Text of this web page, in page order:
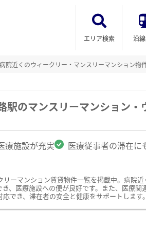
エリア検索 沿
病院近くのウィークリー・マンスリーマンション物
駅のマンスリーマンション
療施設が充実 医療従事者の滞在に
ーマンション賃貸物件一覧を掲載中。病院
、医療施設への便が良好です。また、医療
でき、滞在者の安全と健康をサポートします。